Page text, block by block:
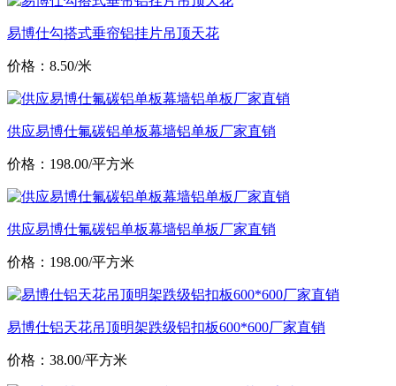
易博仕勾搭式垂帘铝挂片吊顶天花
价格：8.50/米
供应易博仕氟碳铝单板幕墙铝单板厂家直销
价格：198.00/平方米
供应易博仕氟碳铝单板幕墙铝单板厂家直销
价格：198.00/平方米
易博仕铝天花吊顶明架跌级铝扣板600*600厂家直销
价格：38.00/平方米